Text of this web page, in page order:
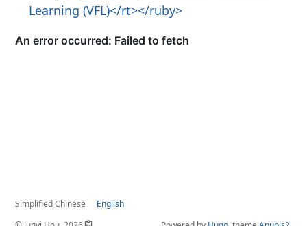
Learning (VFL)</rt></ruby>
Simplified Chinese
English